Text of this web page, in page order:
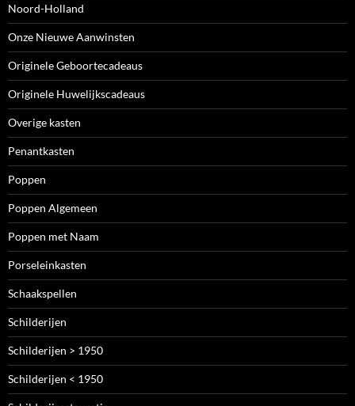
Noord-Holland
Onze Nieuwe Aanwinsten
Originele Geboortecadeaus
Originele Huwelijkscadeaus
Overige kasten
Penantkasten
Poppen
Poppen Algemeen
Poppen met Naam
Porseleinkasten
Schaakspellen
Schilderijen
Schilderijen > 1950
Schilderijen < 1950